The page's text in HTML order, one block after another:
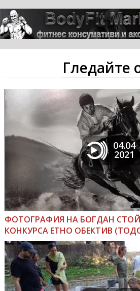
Гледайте
04.04
2021
ФОТОГРАФИЯ НА БОГДАН
КОНКУРСА ЕТНО ОБЕКТИВ